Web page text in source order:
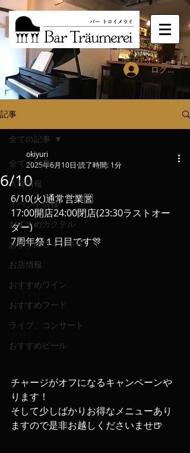
ログイン
記事
全ての記事
入荷情報
イベント情報
おすすめカクテル
おすすめウィスキー
お店情報
おすすめワイン
おすすめフード
ライブ、コンサート
おすすめビール
全ての記事
6/10
okiyuri
2025年6月10日 読了時間: 1分
6/10(火)通常営業🈺
17:00開店24:00閉店(23:30ラストオー
ダー)
7周年祭１日目です🎊
チャージがオフになるキャンペーンや
ります！
そして少しばかりお得なメニューあり
ますので是非お越しくださいませ🍺